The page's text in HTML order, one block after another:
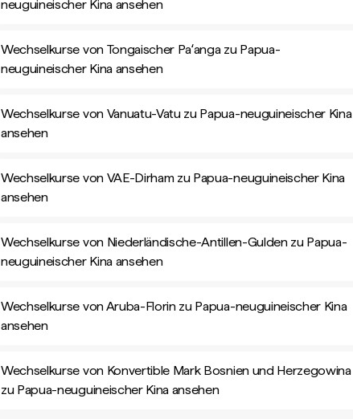
neuguineischer Kina ansehen
Wechselkurse von Tongaischer Paʻanga zu Papua-
neuguineischer Kina ansehen
Wechselkurse von Vanuatu-Vatu zu Papua-neuguineischer Kina
ansehen
Wechselkurse von VAE-Dirham zu Papua-neuguineischer Kina
ansehen
Wechselkurse von Niederländische-Antillen-Gulden zu Papua-
neuguineischer Kina ansehen
Wechselkurse von Aruba-Florin zu Papua-neuguineischer Kina
ansehen
Wechselkurse von Konvertible Mark Bosnien und Herzegowina
zu Papua-neuguineischer Kina ansehen